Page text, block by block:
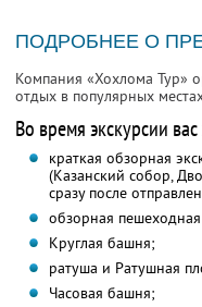
ПОДРОБНЕЕ О
Компания «Хохлома Тур»
отдых в популярных
Во время экскурсии
краткая обзорная
(Казанский собор,
сразу после
обзорная
Круглая башня;
ратуша и Ратушная
Часовая башня;